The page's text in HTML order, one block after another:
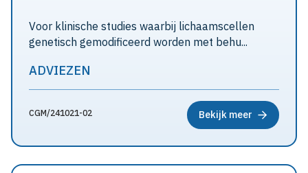
Voor klinische studies waarbij lichaamscellen
genetisch gemodificeerd worden met behu...
ADVIEZEN
CGM/241021-02 Bekijk meer